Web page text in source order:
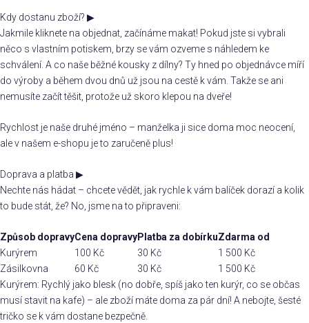
Kdy dostanu zboží? ▶
Jakmile kliknete na objednat, začínáme makat! Pokud jste si vybrali
něco s vlastním potiskem, brzy se vám ozveme s náhledem ke
schválení. A co naše běžné kousky z dílny? Ty hned po objednávce míří
do výroby a během dvou dnů už jsou na cestě k vám. Takže se ani
nemusíte začít těšit, protože už skoro klepou na dveře!
Rychlost je naše druhé jméno – manželka ji sice doma moc neocení,
ale v našem e-shopu je to zaručeně plus!
Doprava a platba ▶
Nechte nás hádat – chcete vědět, jak rychle k vám balíček dorazí a kolik
to bude stát, že? No, jsme na to připraveni:
Způsob dopravyCena dopravyPlatba za dobírkuZdarma od
Kurýrem
100 Kč 30 Kč
1 500 Kč
Zásilkovna
60 Kč 30 Kč
1 500 Kč
Kurýrem: Rychlý jako blesk (no dobře, spíš jako ten kurýr, co se občas
musí stavit na kafe) – ale zboží máte doma za pár dní! A nebojte, šesté
tričko se k vám dostane bezpečně.